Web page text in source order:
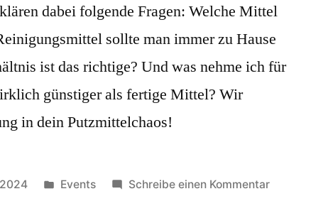
dabei folgende Fragen: Welche Mittel
sollte man immer zu Hause
ist das richtige? Und was nehme ich für
günstiger als fertige Mittel? Wir
in dein Putzmittelchaos!
Veröffentlicht
Events Schreibe einen Kommentarzu